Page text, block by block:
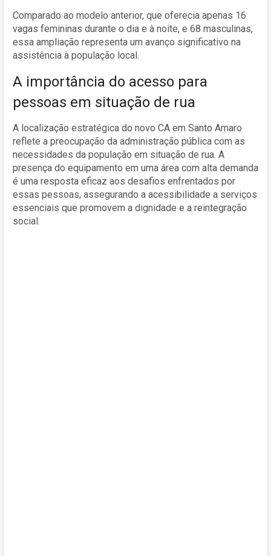
Comparado ao modelo anterior, que oferecia apenas 16
vagas femininas durante o dia e à noite, e 68 masculinas,
essa ampliação representa um avanço significativo na
assistência à população local.
A importância do acesso para
pessoas em situação de rua
A localização estratégica do novo CA em Santo Amaro
reflete a preocupação da administração pública com as
necessidades da população em situação de rua. A
presença do equipamento em uma área com alta demanda
é uma resposta eficaz aos desafios enfrentados por
essas pessoas, assegurando a acessibilidade a serviços
essenciais que promovem a dignidade e a reintegração
social.